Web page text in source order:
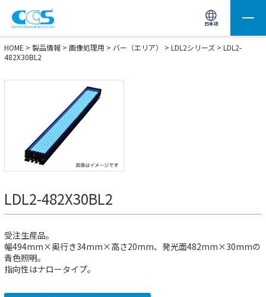
日本語
画像処理用の製品検索 サイト内検索(Enterで実行)
HOME > 製品情報 > 画像処理用 > バー（エリア） > LDL2シリーズ > LDL2-
482X30BL2
LDL2-482X30BL2
受注生産品。
幅494mm×奥行き34mm×高さ20mm、発光面482mm×30mmの
青色照明。
指向性はナロータイプ。